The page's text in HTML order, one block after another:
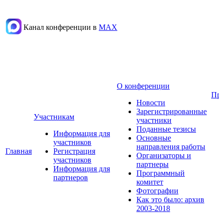
Канал конференции в МАХ
Главная
Участникам
Информация для
участников
Регистрация
участников
Информация для
партнеров
О конференции
Новости
Зарегистрированные
участники
Поданные тезисы
Основные
направления работы
Организаторы и
партнеры
Программный
комитет
Фотографии
Как это было: архив
2003-2018